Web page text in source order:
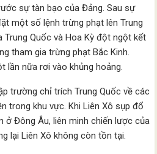
sự tàn bạo của Đảng. Sau sự
một số lệnh trừng phạt lên Trung
Trung Quốc và Hoa Kỳ đột ngột kết
tham gia trừng phạt Bắc Kinh.
lần nữa rơi vào khủng hoảng.
trường chỉ trích Trung Quốc về các
trong khu vực. Khi Liên Xô sụp đổ
ở Đông Âu, liên minh chiến lược của
lại Liên Xô không còn tồn tại.